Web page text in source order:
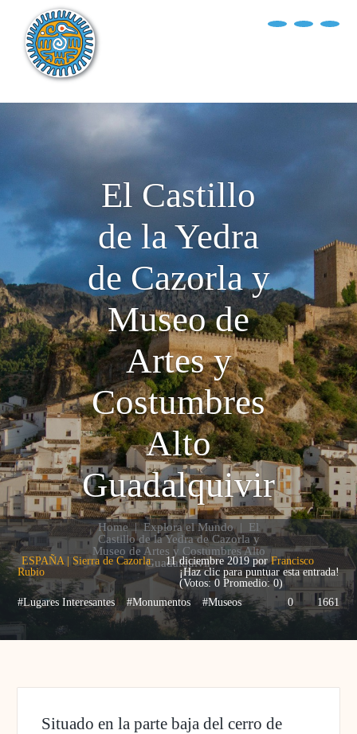
replica rolex air king watches
El Castillo
de la Yedra
de Cazorla y
Museo de
Artes y
Costumbres
Alto
Guadalquivir
Home |Explora el Mundo | El
Castillo de la Yedra de Cazorla y
Museo de Artes y Costumbres Alto
Guadalquivir
ESPAÑA|Sierra de Cazorla 11 diciembre 2019 porFrancisco
Rubio
¡Haz clic para puntuar esta entrada!
(Votos:0Promedio:0)
#Lugares Interesantes
#Monumentos #Museos 1661
0
Situado en la parte baja del cerro de